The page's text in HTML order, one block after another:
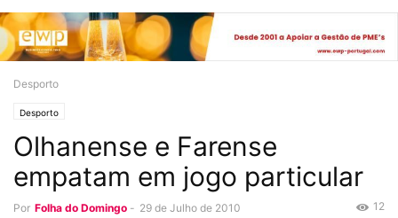
Desporto
Desporto
Olhanense e Farense
empatam em jogo particular
Por Folha do Domingo - 29 de Julho de 2010 12